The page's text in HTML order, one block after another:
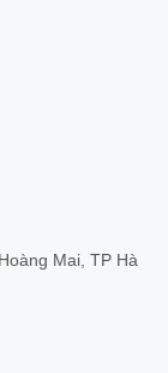
Mai, TP Hà